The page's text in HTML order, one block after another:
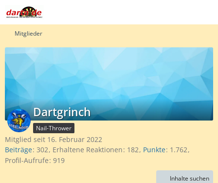
Mitglieder
Dartgrinch
Nail-Thrower
Mitglied seit 16. Februar 2022
Beiträge 302 Erhaltene Reaktionen 182 Punkte 1.762
Profil-Aufrufe 919
Inhalte suchen